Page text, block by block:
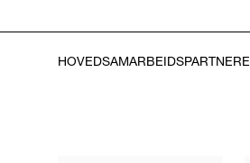
HOVEDSAMARBEIDSPARTNERE